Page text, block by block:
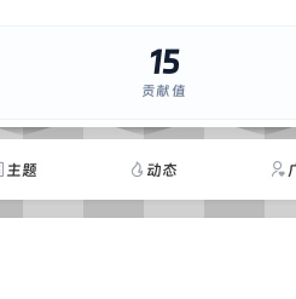
15
贡献值
主题 动态